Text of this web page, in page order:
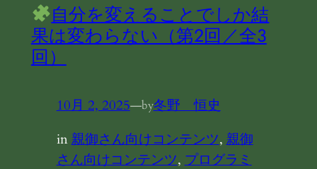
自分を変えることでしか結
果は変わらない（第2回／全3
回）
10月 2, 2025—by冬野 恒史
in親御さん向けコンテンツ, 親御
さん向けコンテンツ, プログラミ